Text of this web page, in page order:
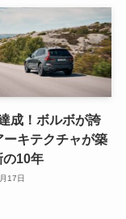
成！ボルボが誇
ーキテクチャが築
の10年
17日